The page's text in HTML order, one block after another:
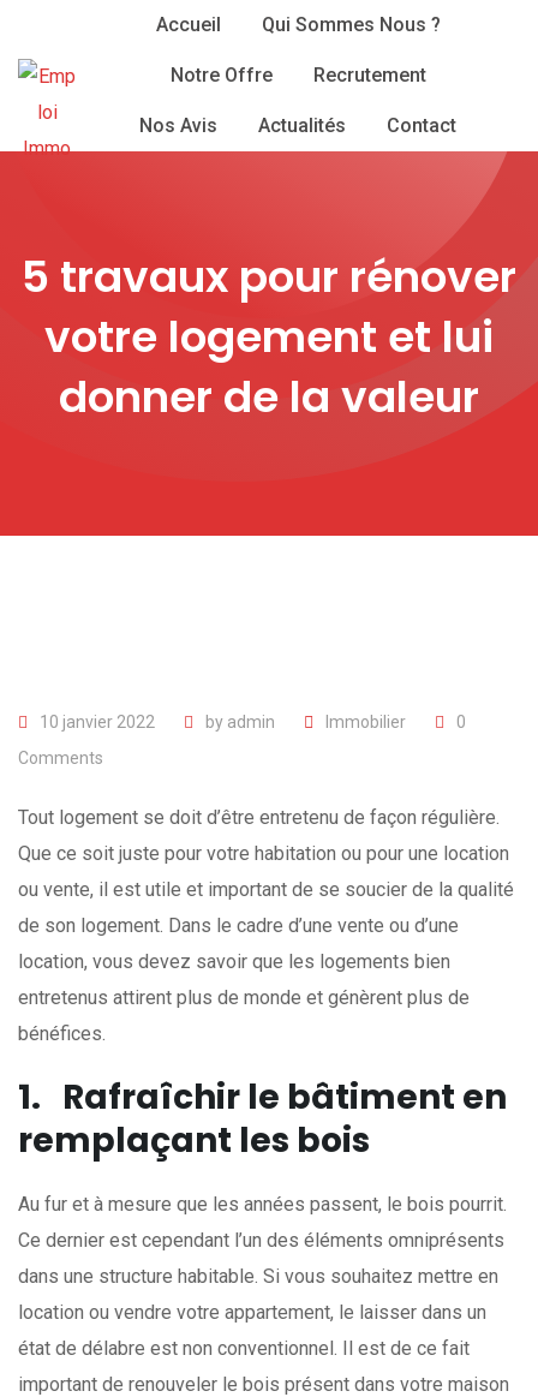
content
Accueil Qui Sommes Nous ?
Notre Offre Recrutement
Nos Avis Actualités Contact
5 travaux pour rénover
votre logement et lui
donner de la valeur
10 janvier 2022 by admin Immobilier
0
Comments
Tout logement se doit d’être entretenu de façon régulière.
Que ce soit juste pour votre habitation ou pour une location
ou vente, il est utile et important de se soucier de la qualité
de son logement. Dans le cadre d’une vente ou d’une
location, vous devez savoir que les logements bien
entretenus attirent plus de monde et génèrent plus de
bénéfices.
1. Rafraîchir le bâtiment en
remplaçant les bois
Au fur et à mesure que les années passent, le bois pourrit.
Ce dernier est cependant l’un des éléments omniprésents
dans une structure habitable. Si vous souhaitez mettre en
location ou vendre votre appartement, le laisser dans un
état de délabre est non conventionnel. Il est de ce fait
important de renouveler le bois présent dans votre maison